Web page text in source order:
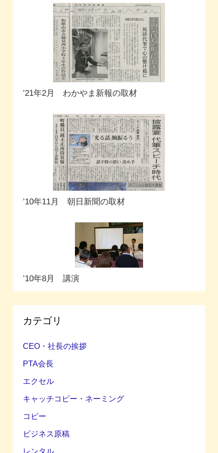
’21年2月 わかやま新報の取材
’10年11月 朝日新聞の取材
’10年8月 講演
カテゴリ
CEO・社長の挨拶
PTA会長
エクセル
キャッチコピー・ネーミング
コピー
ビジネス原稿
レンタル